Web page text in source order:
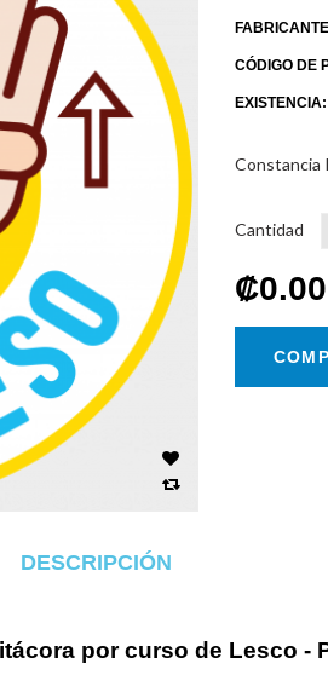
CÓDIGO DE
EXISTENCIA:
Constancia
Cantidad
‎₡0.00
DESCRIPCIÓN
por curso de Lesco -